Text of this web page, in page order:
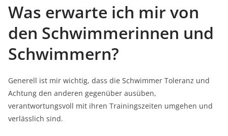
Was erwarte ich mir von
den Schwimmerinnen und
Schwimmern?
Generell ist mir wichtig, dass die Schwimmer Toleranz und
Achtung den anderen gegenüber ausüben,
verantwortungsvoll mit ihren Trainingszeiten umgehen und
verlässlich sind.